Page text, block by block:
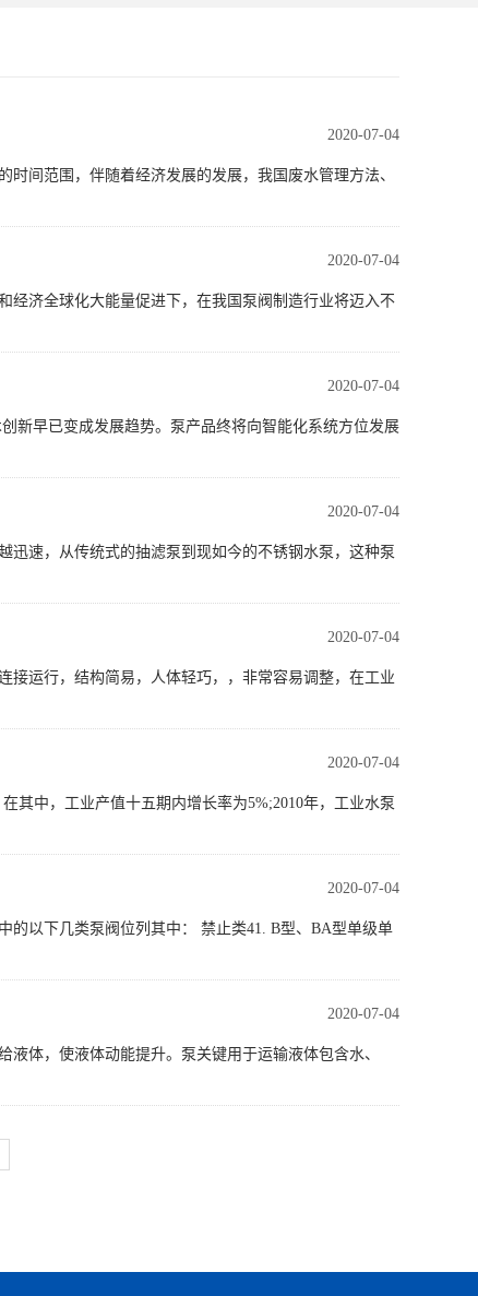
2020-07-04
间范围，伴随着经济发展的发展，我国废水管理方法、
2020-07-04
经济全球化大能量促进下，在我国泵阀制造行业将迈入不
2020-07-04
新早已变成发展趋势。泵产品终将向智能化系统方位发展
2020-07-04
迅速，从传统式的抽滤泵到现如今的不锈钢水泵，这种泵
2020-07-04
接运行，结构简易，人体轻巧，，非常容易调整，在工业
2020-07-04
其中，工业产值十五期内增长率为5%;2010年，工业水泵
2020-07-04
的以下几类泵阀位列其中： 禁止类41. B型、BA型单级单
2020-07-04
体，使液体动能提升。泵关键用于运输液体包含水、